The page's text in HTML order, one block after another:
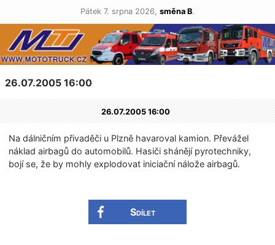
Pátek 7. srpna 2026, směna B.
26.07.2005 16:00
26.07.2005 16:00
Na dálničním přivaděči u Plzně havaroval kamion. Převážel
náklad airbagů do automobilů. Hasiči shánějí pyrotechniky,
bojí se, že by mohly explodovat iniciační nálože airbagů.
Sdílet